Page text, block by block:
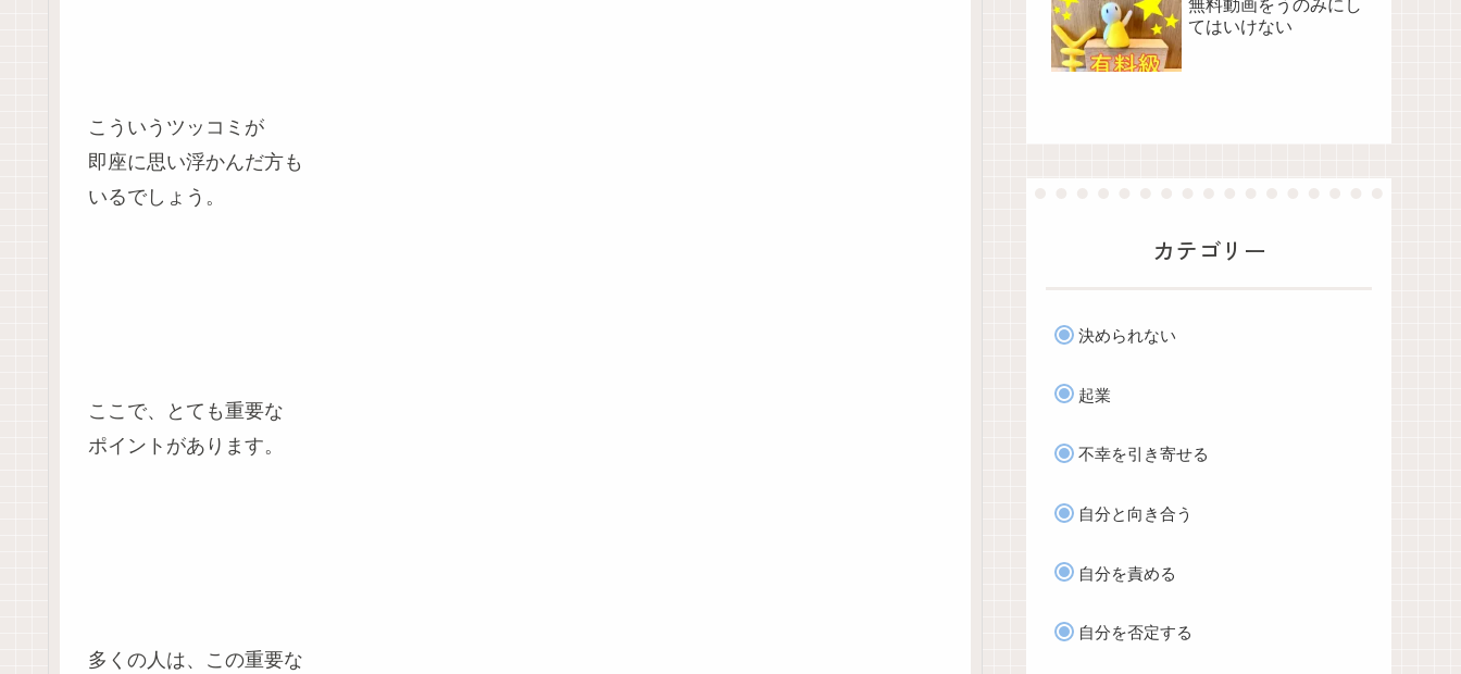
こういうツッコミが
即座に思い浮かんだ方も
いるでしょう。
ここで、とても重要な
ポイントがあります。
多くの人は、この重要な
無料動画をうのみにし
てはいけない
カテゴリー
決められない
起業
不幸を引き寄せる
自分と向き合う
自分を責める
自分を否定する